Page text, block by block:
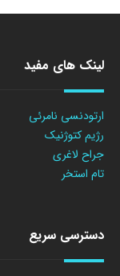
لینک های مفید
ارتودنسی نامرئی
رژیم کتوژنیک
جراح لاغری
تام استخر
دسترسی سریع